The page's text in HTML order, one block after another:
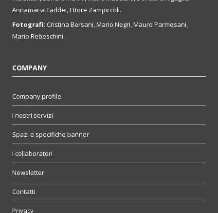
Annamaria Taddei, Ettore Zampiccoli.
Fotografi: Cristina Bersani, Mario Negri, Mauro Parmesani,
Mario Rebeschini.
COMPANY
Company profile
I nostri servizi
Spazi e specifiche banner
I collaboratori
Newsletter
Contatti
Privacy